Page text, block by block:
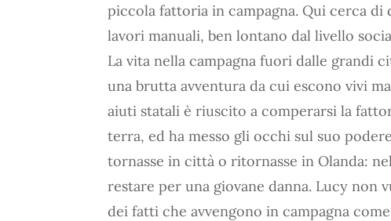
piccola fattoria in campagna. Qui cerca
lavori manuali, ben lontano dal livello
La vita nella campagna fuori dalle grandi
una brutta avventura da cui escono vivi
aiuti statali è riuscito a comperarsi la
terra, ed ha messo gli occhi sul suo
tornasse in città o ritornasse in Olanda:
restare per una giovane danna. Lucy non
dei fatti che avvengono in campagna